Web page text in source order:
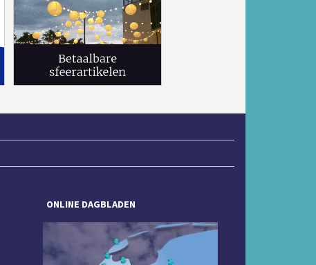
ONLINE DAGBLADEN